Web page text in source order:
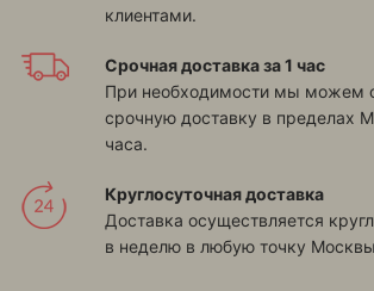
клиентами.
Срочная доставка за 1 час
При необходимости мы можем
срочную доставку в пределах
часа.
Круглосуточная доставка
Доставка осуществляется
в неделю в любую точку